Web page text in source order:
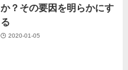
か？その要因を明らかにす
る
2020-01-05